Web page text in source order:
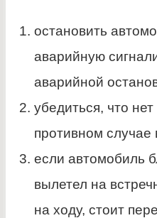
остановить
аварийную
аварийной
убедиться, что
противном случае
если автомобиль
вылетел на
на ходу, стоит